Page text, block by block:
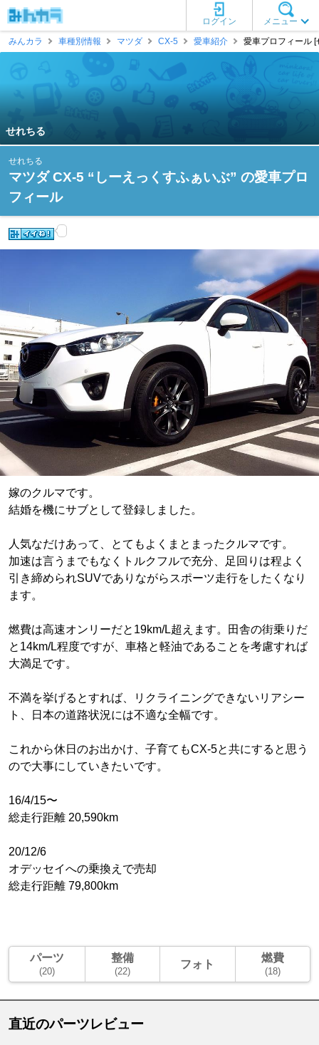
メニュー
ログイン
みんカラ
車種別情報 マツダ CX-5 愛車紹介 愛車プロフィール [
せれちる
せれちる
マツダ CX-5 “しーえっくすふぁいぶ” の愛車プロ
フィール
嫁のクルマです。
結婚を機にサブとして登録しました。
人気なだけあって、とてもよくまとまったクルマです。
加速は言うまでもなくトルクフルで充分、足回りは程よく
引き締められSUVでありながらスポーツ走行をしたくなり
ます。
燃費は高速オンリーだと19km/L超えます。田舎の街乗りだ
と14km/L程度ですが、車格と軽油であることを考慮すれば
大満足です。
不満を挙げるとすれば、リクライニングできないリアシー
ト、日本の道路状況には不適な全幅です。
これから休日のお出かけ、子育てもCX-5と共にすると思う
ので大事にしていきたいです。
16/4/15〜
総走行距離 20,590km
20/12/6
オデッセイへの乗換えで売却
総走行距離 79,800km
パーツ
(20)
整備
(22)
フォト 燃費
(18)
直近のパーツレビュー